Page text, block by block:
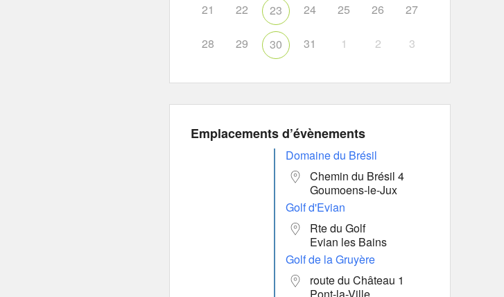
21 22 23 24 25 26 27
28 29 30 31 1 2 3
Emplacements d’évènements
Domaine du Brésil
Chemin du Brésil 4
Goumoens-le-Jux
Golf d'Evian
Rte du Golf
Evian les Bains
Golf de la Gruyère
route du Château 1